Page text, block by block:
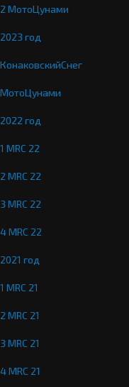
2 МотоЦунами
2023 год
КонаковскийСнег
МотоЦунами
2022 год
1 MRC 22
2 MRC 22
3 MRC 22
4 MRC 22
2021 год
1 MRC 21
2 MRC 21
3 MRC 21
4 MRC 21